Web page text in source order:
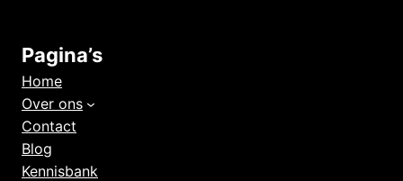
Pagina’s
Home
Over ons
Contact
Blog
Kennisbank